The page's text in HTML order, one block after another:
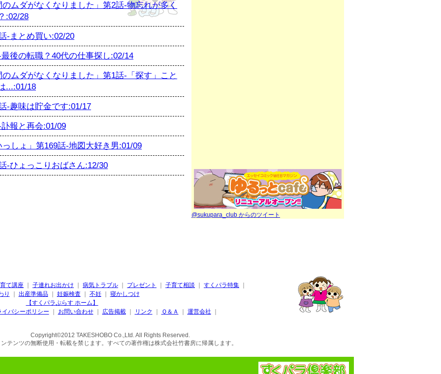
ムダがなくなりました」第2話-物忘れが多く
:02/28
-まとめ買い:02/20
後の転職？40代の仕事探し:02/14
ムダがなくなりました」第1話-「探す」こと
...:01/18
-趣味は貯金です:01/17
報と再会:01/09
しょ」第169話-地図大好き男:01/09
-ひょっこりおばさん:12/30
@sukupara_club からのツイート
て講座 子連れお出かけ 病気トラブル プレゼント 子育て相談 すくパラ特集
り
出産準備品 妊娠検査 不妊
寝かしつけ
【すくパラぷらす ホーム】
イバシーポリシー
お問い合わせ 広告掲載 リンク Ｑ＆Ａ 運営会社
Copyright©2012 TAKESHOBO Co.,Ltd. All Rights Reserved.
テンツの無断使用・転載を禁じます。すべての著作権は株式会社竹書房に帰属します。